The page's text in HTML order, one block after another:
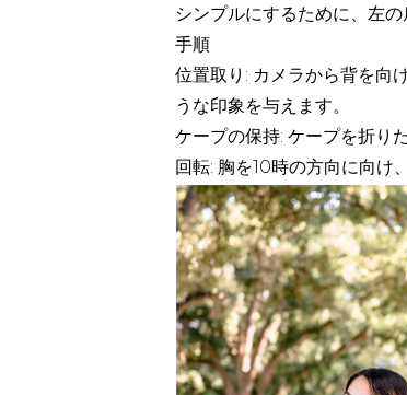
シンプルにするために、左
手順
位置取り: カメラから背を向
うな印象を与えます。
ケープの保持: ケープを折り
回転: 胸を10時の方向に向け